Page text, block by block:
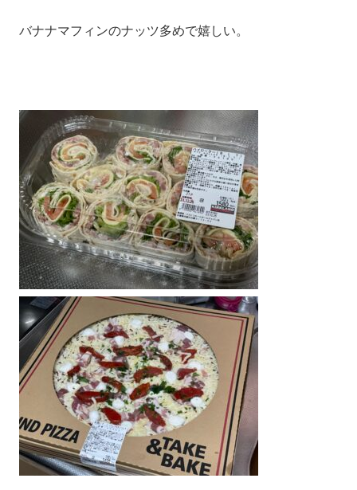
バナナマフィンのナッツ多めで嬉しい。